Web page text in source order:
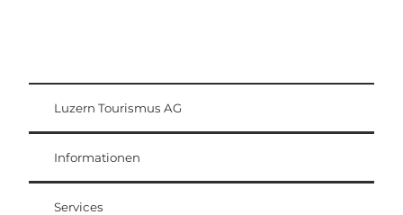
Gästekarte
Weggis Vitznau Rigi
Luzern Tourismus AG
Informationen
Services